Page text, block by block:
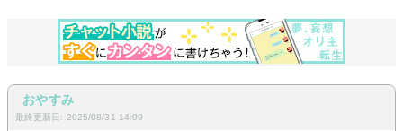
おやすみ
最終更新日: 2025/08/31 14:09